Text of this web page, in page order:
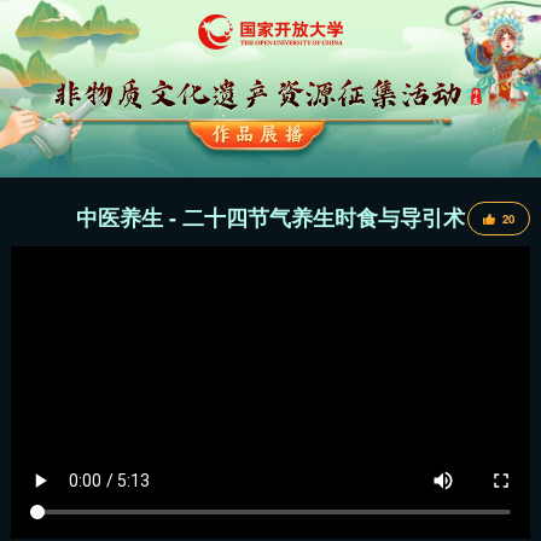
中医养生 - 二十四节气养生时食与导引术 20